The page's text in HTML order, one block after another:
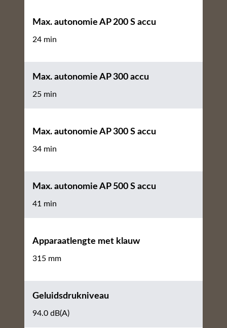
Max. autonomie AP 200 S accu
24 min
Max. autonomie AP 300 accu
25 min
Max. autonomie AP 300 S accu
34 min
Max. autonomie AP 500 S accu
41 min
Apparaatlengte met klauw
315 mm
Geluidsdrukniveau
94.0 dB(A)